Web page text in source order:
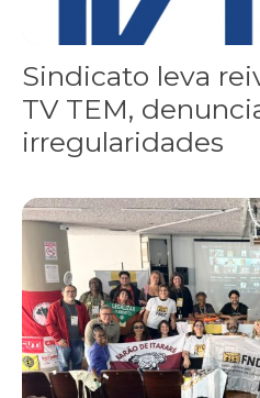
Sindicato leva
TV TEM,
irregularidades
FNDC aprova plataforma de 20